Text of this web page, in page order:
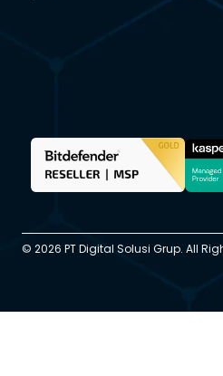
© 2026 PT Digital Solusi Grup. All